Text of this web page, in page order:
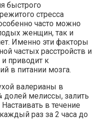
быстрого
стресса
часто можно
женщин, так и
Именно эти факторы
частых расстройств и
приводит к
в питании мозга.
валерианы в
долей мелиссы, залить
в течение
раз за 2 часа до